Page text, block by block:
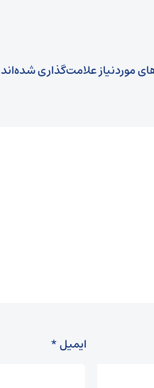
موردنیاز علامت‌گذاری شده‌اند
ایمیل*